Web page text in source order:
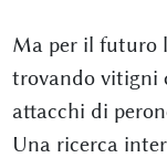
Ma per il futuro
trovando vitigni
attacchi di
Una ricerca